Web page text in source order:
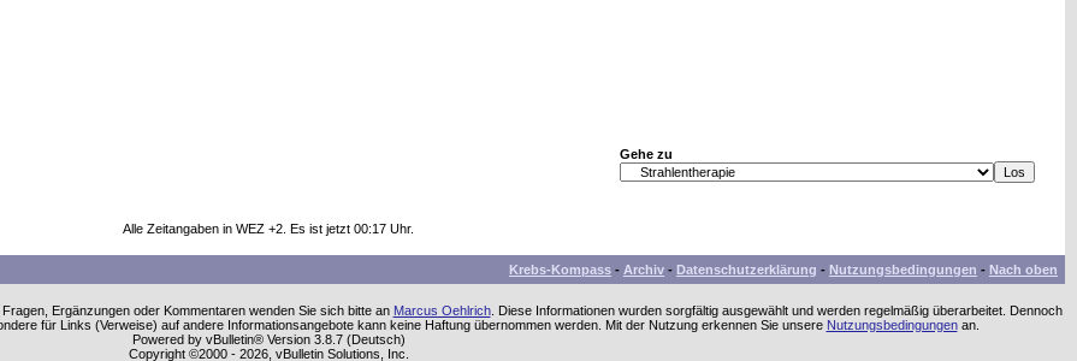
Gehe zu
Alle Zeitangaben in WEZ +2. Es ist jetzt 00:17 Uhr.
Krebs-Kompass - Archiv - Datenschutzerklärung - Nutzungsbedingungen - Nach oben
Ergänzungen oder Kommentaren wenden Sie sich bitte an Marcus Oehlrich. Diese Informationen wurden sorgfältig ausgewählt und werden regelmäßig überarbeitet. Dennoch
für Links (Verweise) auf andere Informationsangebote kann keine Haftung übernommen werden. Mit der Nutzung erkennen Sie unsere Nutzungsbedingungenan.
Powered by vBulletin® Version 3.8.7 (Deutsch)
Copyright ©2000 - 2026, vBulletin Solutions, Inc.